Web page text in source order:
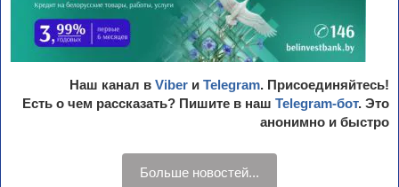
Наш канал в Viber и Telegram. Присоединяйтесь!
Есть о чем рассказать? Пишите в наш Telegram-бот. Это
анонимно и быстро
Больше новостей...